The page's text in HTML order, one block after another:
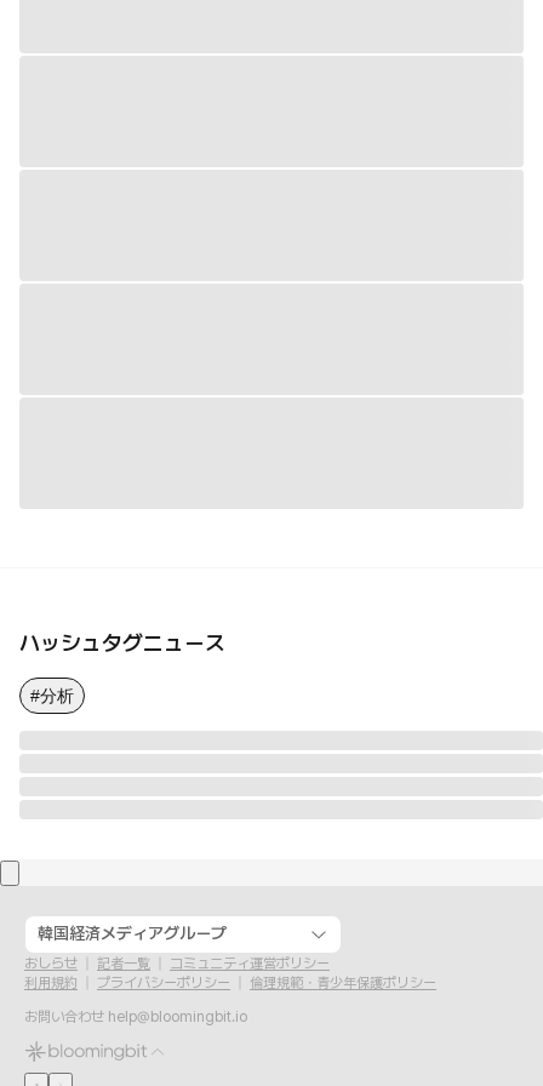
ハッシュタグニュース
#分析
韓国経済メディアグループ
おしらせ 記者一覧
コミュニティ運営ポリシー
利用規約
プライバシーポリシー
倫理規範・青少年保護ポリシー
お問い合わせ help@bloomingbit.io